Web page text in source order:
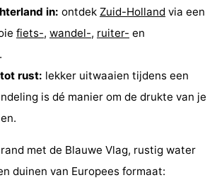
in: ontdek Zuid-Holland via een
fiets-, wandel-, ruiter- en
rust: lekker uitwaaien tijdens een
is dé manier om de drukte van je
met de Blauwe Vlag, rustig water
duinen van Europees formaat: